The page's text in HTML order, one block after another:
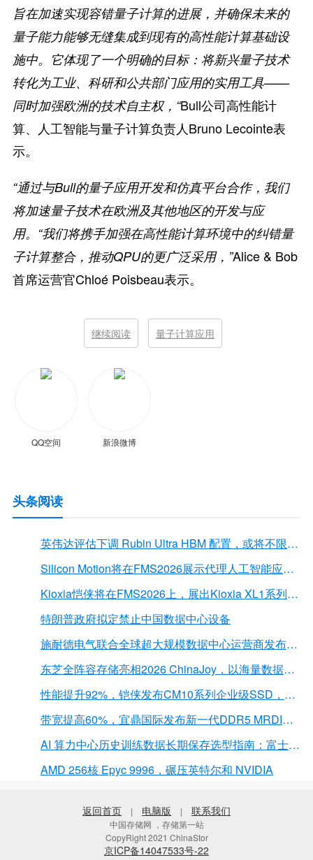
旨在加速实现容错量子计算的进展，并确保未来的
量子能力能够无缝集成到现有的高性能计算基础设
施中。它体现了一个明确的目标：将新兴量子技术
转化为工业、科研和公共部门应用的实用工具——
同时加强欧洲的技术自主权，“Bull公司高性能计
算、人工智能与量子计算负责人Bruno Lecointe表
示。
“通过与Bull的量子应用开发和仿真平台合作，我们
将加速量子技术在欧洲及其他地区的开发与应
用。“我们将携手加强在高性能计算环境中的纠错量
子计算整合，推动QPU的更广泛采用，”Alice & Bob
首席运营官Chloé Poisbeau表示。
继续阅读 量子计算应用
QQ空间 新浪微博
头条阅读
英伟达评估下调 Rubin Ultra HBM 配置，或将不限于12Hi HBM4E
Silicon Motion将在FMS2026展示代理人工智能应用的下一代存储解决方案
Kioxia恺侠将在FMS2026上，展出Kioxia XL1系列内存扩展模块
特朗普政府拟定禁止中国数据中心设备
施耐德电气联合全球超大规模数据中心运营商发布弧闪风险评估报告
东芝全阵容存储亮相2026 ChinaJoy，以海量数据底座赋能“与AI同游”新体验
性能提升92%，铠侠发布CM10系列企业级SSD，首载PCIe 6.0接口
带宽提高60%，宜鼎国际发布新一代DDR5 MRDIMM 内存
AI 算力中心历史训练数据长期保存选型指南：富士胶片 LTO 磁带解决方案深度解析
AMD 256核 Epyc 9996，碾压英特尔和 NVIDIA
返回首页 | 电脑版 | 联系我们
中国存储网 ，存储第一站
CopyRight 2021 ChinaStor
京ICP备14047533号-22